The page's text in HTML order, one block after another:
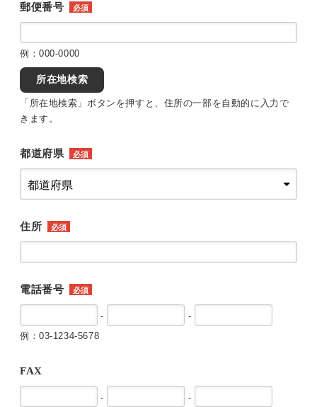
郵便番号 必須
例：000-0000
所在地検索
「所在地検索」ボタンを押すと、住所の一部を自動的に入力で
きます。
都道府県 必須
住所 必須
電話番号 必須
-
-
例：03-1234-5678
FAX
-
-